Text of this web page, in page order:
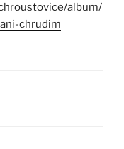
album/
chrudim